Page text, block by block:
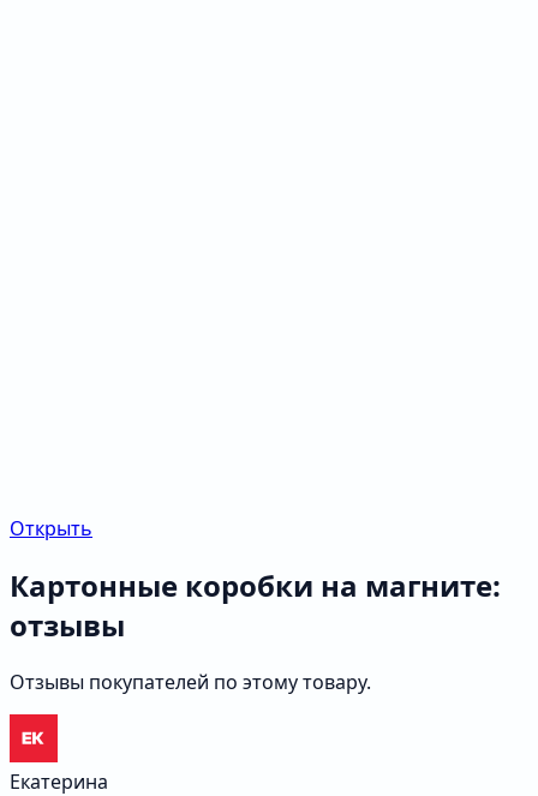
Открыть
Картонные коробки на магните:
отзывы
Отзывы покупателей по этому товару.
Екатерина